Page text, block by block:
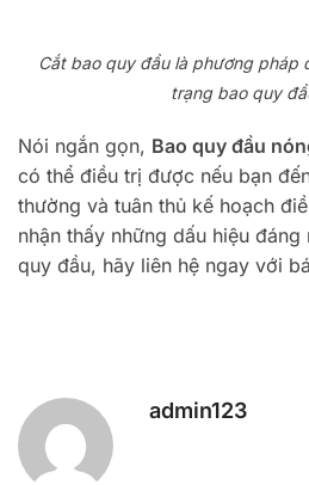
Cắt bao quy đầu là phương pháp
trạng bao quy
Nói ngắn gọn, Bao quy đầu
có thể điều trị được nếu bạn
thường và tuân thủ kế hoạch
nhận thấy những dấu hiệu
quy đầu, hãy liên hệ ngay với
admin123